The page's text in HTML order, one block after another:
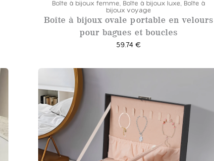
Boîte à bijoux femme, Boîte à bijoux luxe, Boîte à
bijoux voyage
Boîte à bijoux ovale portable en velours
pour bagues et boucles
59.74€